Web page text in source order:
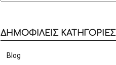
ΔΗΜΟΦΙΛΕΙΣ ΚΑΤΗΓΟΡΙΕΣ
Blog